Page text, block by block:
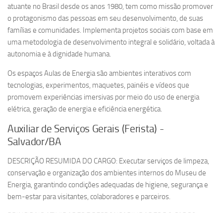
atuante no Brasil desde os anos 1980, tem como missão promover
o protagonismo das pessoas em seu desenvolvimento, de suas
famílias e comunidades. Implementa projetos sociais com base em
uma metodologia de desenvolvimento integral e solidário, voltada à
autonomia e à dignidade humana.
Os espaços Aulas de Energia são ambientes interativos com
tecnologias, experimentos, maquetes, painéis e vídeos que
promovem experiências imersivas por meio do uso de energia
elétrica, geração de energia e eficiência energética.
Auxiliar de Serviços Gerais (Ferista) -
Salvador/BA
DESCRIÇÃO RESUMIDA DO CARGO: Executar serviços de limpeza,
conservação e organização dos ambientes internos do Museu de
Energia, garantindo condições adequadas de higiene, segurança e
bem-estar para visitantes, colaboradores e parceiros.